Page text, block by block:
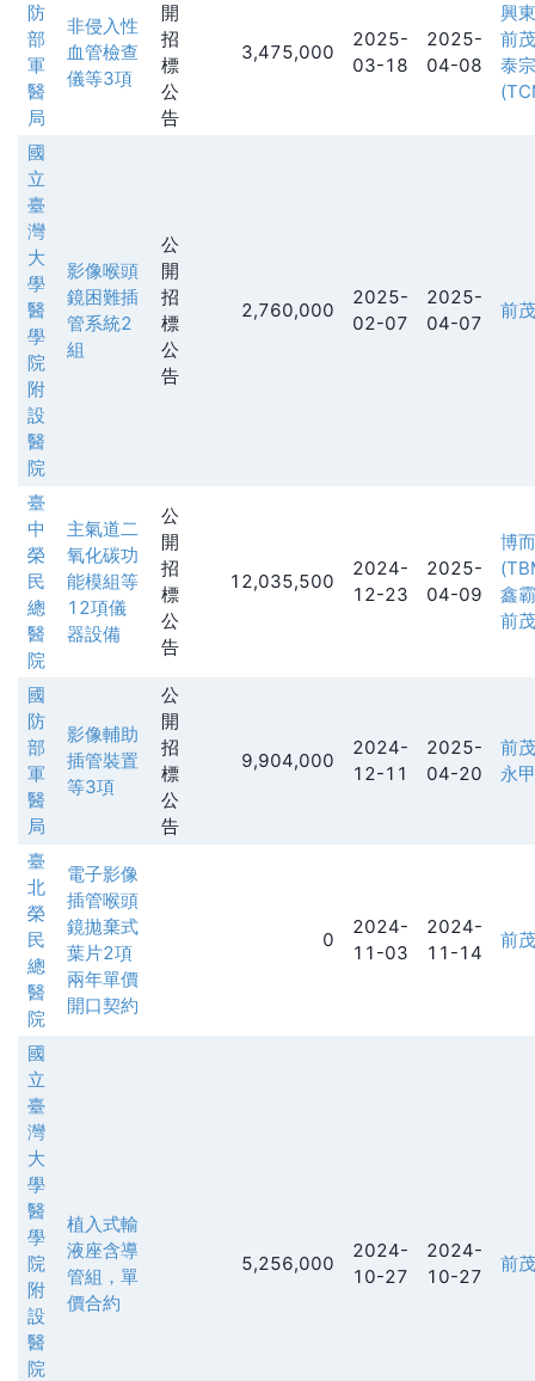
防
部
軍
醫
局
非侵入性
血管檢查
儀等3項
開
招
標
公
告
3,475,000
2025-
03-18
2025-
04-08
興
前
泰
國
立
臺
灣
大
學
醫
學
院
附
設
醫
院
影像喉頭
鏡困難插
管系統2
組
公
開
招
標
公
告
2,760,000
2025-
02-07
2025-
04-07
前
臺
中
榮
民
總
醫
院
主氣道二
氧化碳功
能模組等
12項儀
器設備
公
開
招
標
公
告
12,035,500
2024-
12-23
2025-
04-09
博
鑫
前
國
防
部
軍
醫
局
影像輔助
插管裝置
等3項
公
開
招
標
公
告
9,904,000
2024-
12-11
2025-
04-20
前
永
臺
北
榮
民
總
醫
院
電子影像
插管喉頭
鏡拋棄式
葉片2項
兩年單價
開口契約
0
2024-
11-03
2024-
11-14
前
國
立
臺
灣
大
學
醫
學
院
附
設
醫
院
植入式輸
液座含導
管組，單
價合約
5,256,000
2024-
10-27
2024-
10-27
前